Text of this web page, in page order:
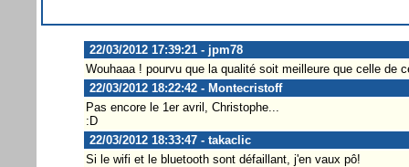
22/03/2012 17:39:21 - jpm78
Wouhaaa ! pourvu que la qualité soit meilleure que celle de
22/03/2012 18:22:42 - Montecristoff
Pas encore le 1er avril, Christophe...
:D
22/03/2012 18:33:47 - takaclic
Si le wifi et le bluetooth sont défaillant, j'en vaux pô!